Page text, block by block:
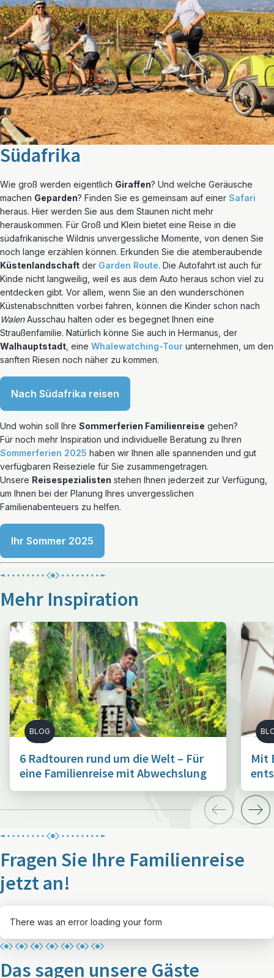
Südafrika
Wie groß werden eigentlich Giraffen? Und welche Geräusche
machen Geparden? Finden Sie es gemeinsam auf einer Safari
heraus. Hier werden Sie aus dem Staunen nicht mehr
herauskommen. Für Groß und Klein bietet eine Reise in die
südafrikanische Wildnis unvergessliche Momente, von denen Sie
noch lange erzählen können. Erkunden Sie die atemberaubende
Küstenlandschaft der Garden Route. Die Autofahrt ist auch für
Kinde nicht langweilig, weil es aus dem Auto heraus schon viel zu
entdecken gibt. Vor allem, wenn Sie an den wunderschönen
Küstenabschnitten vorbei fahren, können die Kinder schon nach
WalenAusschau halten oder es begegnet Ihnen eine
Straußenfamilie. Natürlich könne Sie auch in Hermanus, der
Walhauptstadt , eine Whalewatching-Tour unternehmen, um den
sanften Riesen noch näher zu kommen.
Nach Südafrika reisen
Und wohin soll Ihre Sommerferien Familienreise gehen?
Für noch mehr Inspiration und individuelle Beratung zu Ihren
Sommerferien 2025 haben wir Ihnen alle spannenden und gut
verfügbaren Reiseziele für Sie zusammengetragen.
Unsere Reisespezialisten stehen Ihnen jederzeit zur Verfügung,
um Ihnen bei der Planung Ihres unvergesslichen
Familienabenteuers zu helfen.
Ihr Sommer 2025
Mehr Inspiration
BLOG
6 Radtouren rund um die Welt – Für
eine Familienreise mit Abwechslung
Mit
Fragen Sie Ihre Familienreise
jetzt an!
There was an error loading your form
Das sagen unsere Gäste